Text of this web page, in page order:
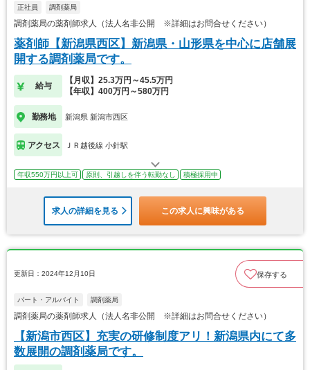
正社員 調剤薬局
調剤薬局の薬剤師求人（法人名非公開 ※詳細はお問合せください）
薬剤師【新潟県西区】新潟県・山形県を中心に店舗展
開する調剤薬局です。
給与
【月収】25.3万円～45.5万円
【年収】400万円～580万円
勤務地 新潟県 新潟市西区
アクセス ＪＲ越後線 小針駅
年収550万円以上可 原則、引越しを伴う転勤なし 積極採用中
求人の詳細を見る この求人に興味がある
更新日：2024年12月10日 保存する
パート・アルバイト 調剤薬局
調剤薬局の薬剤師求人（法人名非公開 ※詳細はお問合せください）
【新潟市西区】充実の研修制度アリ！新潟県内にて多
数展開の調剤薬局です。